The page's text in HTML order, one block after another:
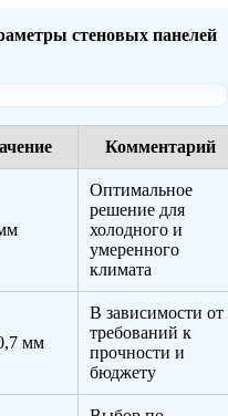
стеновых панелей
Комментарий
Оптимальное
решение для
холодного и
умеренного
климата
мм
В зависимости от
требований к
прочности и
бюджету